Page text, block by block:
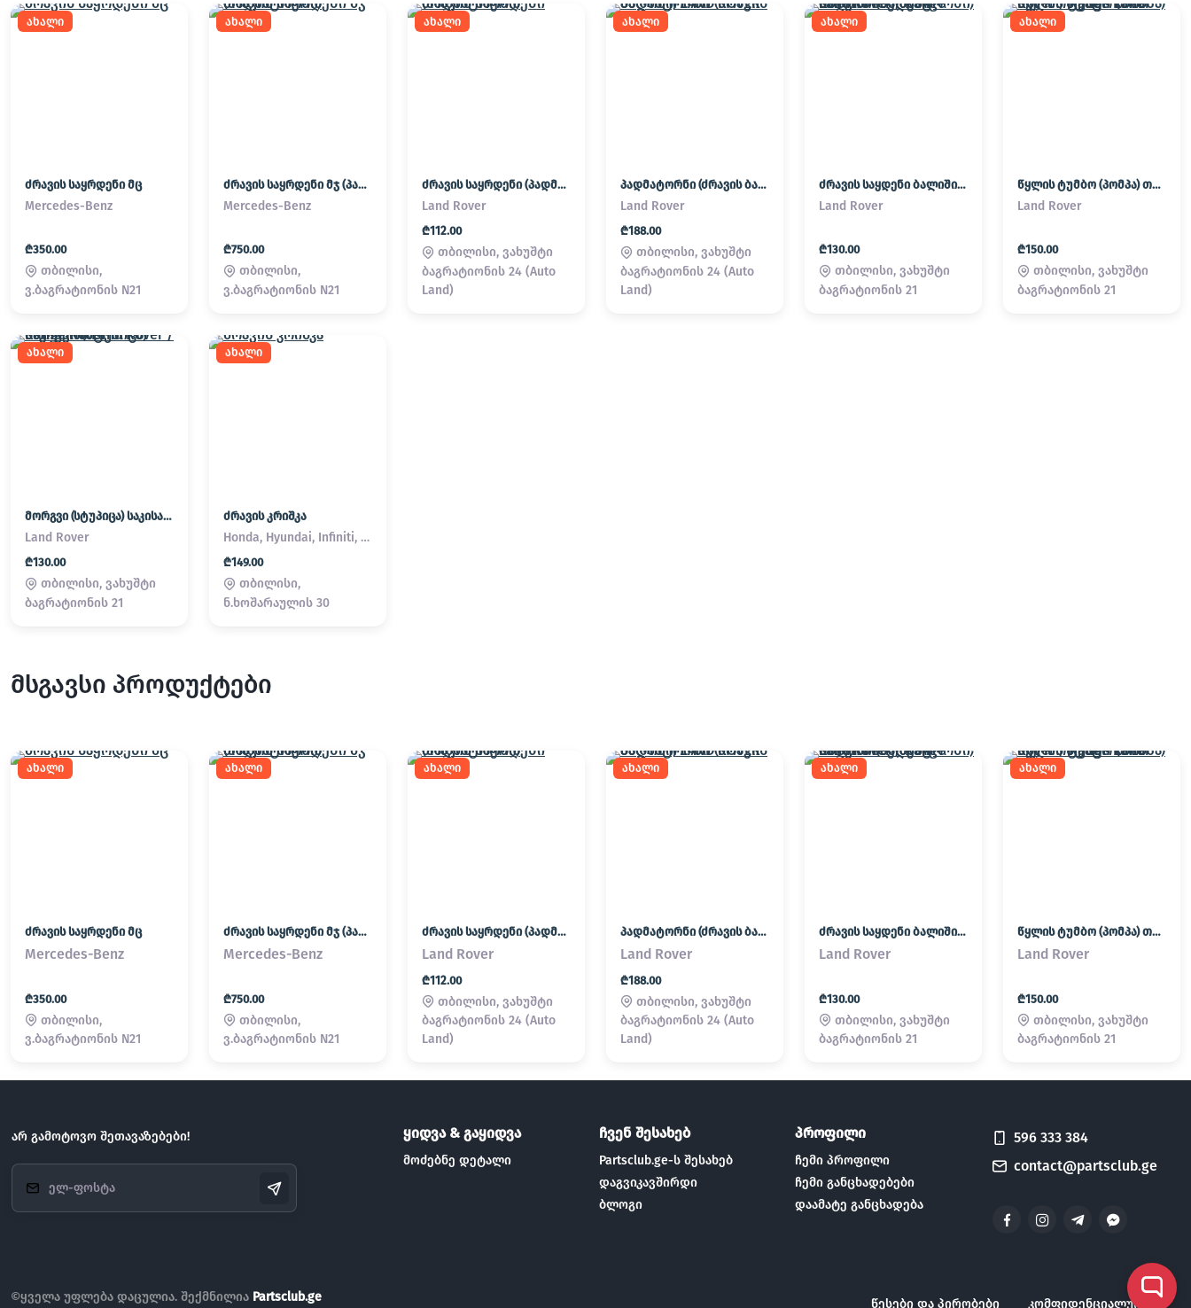
ახალი
ძრავის საყრდენი მც
Mercedes-Benz
₾350.00
თბილისი,
ვ.ბაგრატიონის N21
ახალი
ძრავის საყრდენი მჯ (პადმატორნი)
Mercedes-Benz
₾750.00
თბილისი,
ვ.ბაგრატიონის N21
ახალი
ძრავის საყრდენი (პადმატორნი)
Land Rover
₾112.00
თბილისი, ვახუშტი
ბაგრატიონის 24 (Auto
Land)
ახალი
პადმატორნი (ძრავის ბალიში) LAND ROVER
Land Rover
₾188.00
თბილისი, ვახუშტი
ბაგრატიონის 24 (Auto
Land)
ახალი
ძრავის საყდენი ბალიში (პადმატორნი) Land Rover / Range Rover
Land Rover
₾130.00
თბილისი, ვახუშტი
ბაგრატიონის 21
ახალი
წყლის ტუმბო (პომპა) თერმოსტატი Land Rover / Range Rover
Land Rover
₾150.00
თბილისი, ვახუშტი
ბაგრატიონის 21
ახალი
მორგვი (სტუპიცა) საკისარი Land Rover / Range Rover
Land Rover
₾130.00
თბილისი, ვახუშტი
ბაგრატიონის 21
ახალი
ძრავის კრიშკა
Honda, Hyundai, Infiniti, Kia, Lexus, Mazda, Mitsubishi, Nissan, Subaru, Suzuki, Toyota
₾149.00
თბილისი,
ნ.ხოშარაულის 30
მსგავსი პროდუქტები
ახალი
ძრავის საყრდენი მც
Mercedes-Benz
₾350.00
თბილისი,
ვ.ბაგრატიონის N21
ახალი
ძრავის საყრდენი მჯ (პადმატორნი)
Mercedes-Benz
₾750.00
თბილისი,
ვ.ბაგრატიონის N21
ახალი
ძრავის საყრდენი (პადმატორნი)
Land Rover
₾112.00
თბილისი, ვახუშტი
ბაგრატიონის 24 (Auto
Land)
ახალი
პადმატორნი (ძრავის ბალიში) LAND ROVER
Land Rover
₾188.00
თბილისი, ვახუშტი
ბაგრატიონის 24 (Auto
Land)
ახალი
ძრავის საყდენი ბალიში (პადმატორნი) Land Rover / Range Rover
Land Rover
₾130.00
თბილისი, ვახუშტი
ბაგრატიონის 21
ახალი
წყლის ტუმბო (პომპა) თერმოსტატი Land Rover / Range Rover
Land Rover
₾150.00
თბილისი, ვახუშტი
ბაგრატიონის 21
არ გამოტოვო შეთავაზებები! ყიდვა & გაყიდვა
მოძებნე დეტალი
ჩვენ შესახებ
Partsclub.ge-ს შესახებ
დაგვიკავშირდი
ბლოგი
პროფილი
ჩემი პროფილი
ჩემი განცხადებები
დაამატე განცხადება
596 333 384
contact@partsclub.ge
წესები და პირობები კომფიდენციალურობა
©ყველა უფლება დაცულია. შექმნილია Partsclub.ge